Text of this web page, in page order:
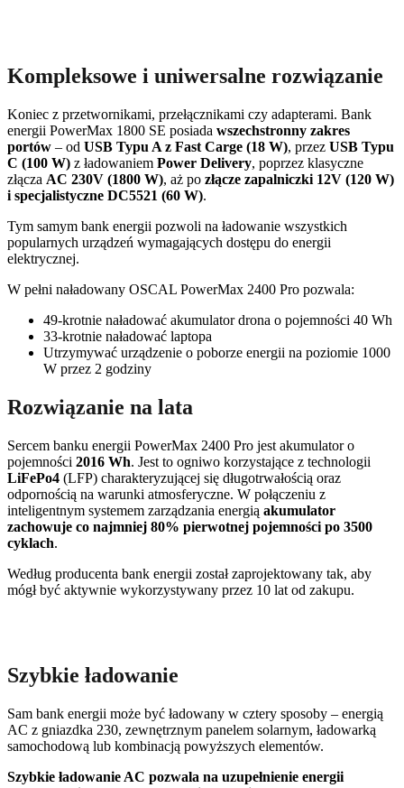
Kompleksowe i uniwersalne rozwiązanie
Koniec z przetwornikami, przełącznikami czy adapterami. Bank
energii PowerMax 1800 SE posiada wszechstronny zakres
portów – od USB Typu A z Fast Carge (18 W), przez USB Typu
C (100 W) z ładowaniem Power Delivery, poprzez klasyczne
złącza AC 230V (1800 W), aż po złącze zapalniczki 12V (120 W)
i specjalistyczne DC5521 (60 W).
Tym samym bank energii pozwoli na ładowanie wszystkich
popularnych urządzeń wymagających dostępu do energii
elektrycznej.
W pełni naładowany OSCAL PowerMax 2400 Pro pozwala:
49-krotnie naładować akumulator drona o pojemności 40 Wh
33-krotnie naładować laptopa
Utrzymywać urządzenie o poborze energii na poziomie 1000
W przez 2 godziny
Rozwiązanie na lata
Sercem banku energii PowerMax 2400 Pro jest akumulator o
pojemności 2016 Wh. Jest to ogniwo korzystające z technologii
LiFePo4 (LFP) charakteryzującej się długotrwałością oraz
odpornością na warunki atmosferyczne. W połączeniu z
inteligentnym systemem zarządzania energią akumulator
zachowuje co najmniej 80% pierwotnej pojemności po 3500
cyklach.
Według producenta bank energii został zaprojektowany tak, aby
mógł być aktywnie wykorzystywany przez 10 lat od zakupu.
Szybkie ładowanie
Sam bank energii może być ładowany w cztery sposoby – energią
AC z gniazdka 230, zewnętrznym panelem solarnym, ładowarką
samochodową lub kombinacją powyższych elementów.
Szybkie ładowanie AC pozwala na uzupełnienie energii